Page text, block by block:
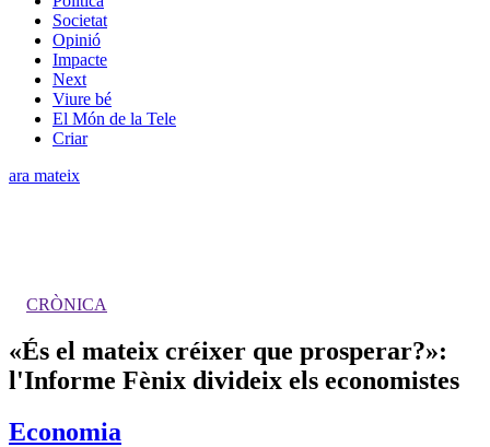
Societat
Opinió
Impacte
Next
Viure bé
El Món de la Tele
Criar
ara mateix
CRÒNICA
«És el mateix créixer que prosperar?»:
l'Informe Fènix divideix els economistes
Economia